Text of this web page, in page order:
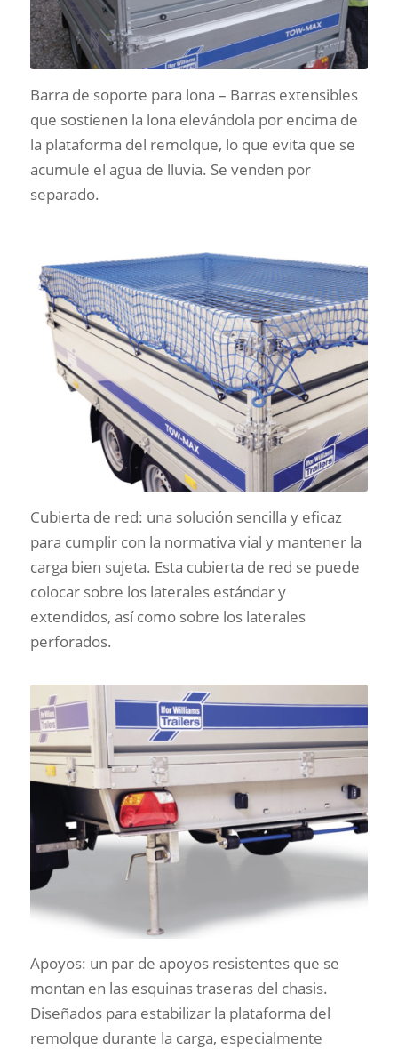
Barra de soporte para lona – Barras extensibles
que sostienen la lona elevándola por encima de
la plataforma del remolque, lo que evita que se
acumule el agua de lluvia. Se venden por
separado.
Cubierta de red: una solución sencilla y eficaz
para cumplir con la normativa vial y mantener la
carga bien sujeta. Esta cubierta de red se puede
colocar sobre los laterales estándar y
extendidos, así como sobre los laterales
perforados.
Apoyos: un par de apoyos resistentes que se
montan en las esquinas traseras del chasis.
Diseñados para estabilizar la plataforma del
remolque durante la carga, especialmente